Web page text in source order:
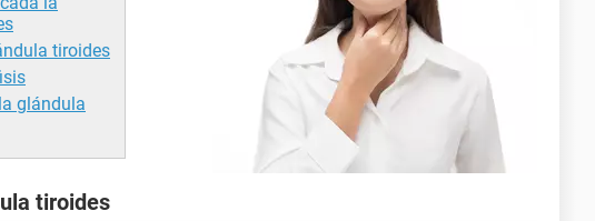
tiroides
glándula
tiroides